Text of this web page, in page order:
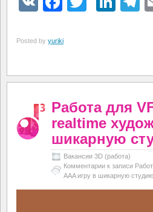
Posted by yuriki
Работа для
realtime
шикарную
Вакансии 3D (работа)
Комментарии к записи
AAA игру в шикарную студию